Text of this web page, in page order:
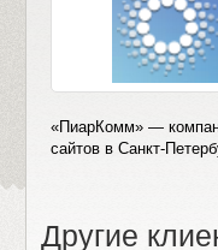
«ПиарКомм» —
сайтов в Санкт-
Другие